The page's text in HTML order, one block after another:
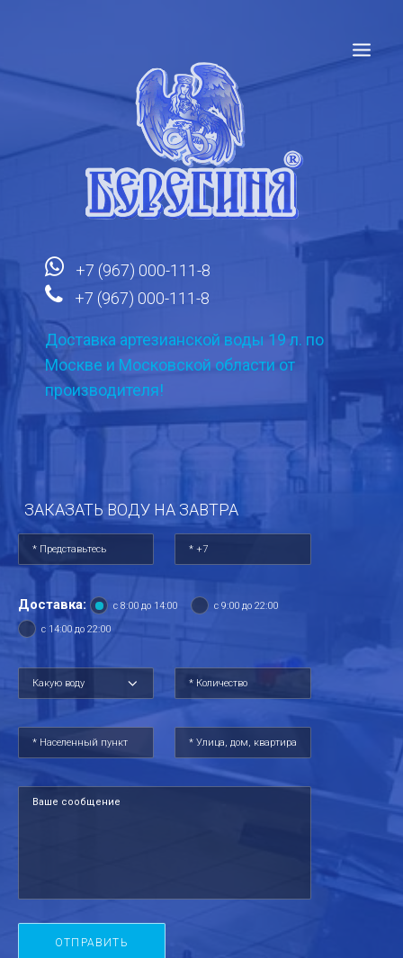
+7 (967) 000-111-8
+7 (967) 000-111-8
Доставка артезианской воды 19 л. по
Москве и Московской области от
производителя!
ЗАКАЗАТЬ ВОДУ НА ЗАВТРА
Доставка: с 8:00 до 14:00
с 9:00 до 22:00
с 14:00 до 22:00